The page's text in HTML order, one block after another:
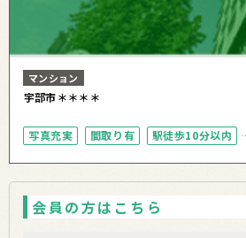
マンション
宇部市＊＊＊＊
写真充実 間取り有
駅徒歩10分以内
会員の方はこちら